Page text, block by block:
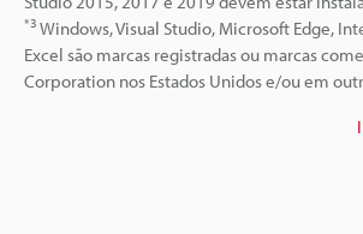
*3 Windows, Visual Studio, Microsoft Edge,
Excel são marcas registradas ou marcas
Corporation nos Estados Unidos e/ou em